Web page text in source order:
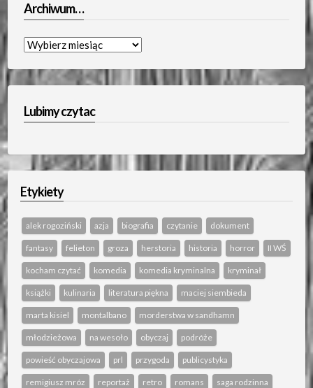
Archiwum…
Archiwum…
Lubimy czytac
Etykiety
alek rogoziński azja biografia czytanie dokument
fantasy felieton groza herstoria historia horror II WŚ
kocham czytać komedia komedia kryminalna kryminał
książki kulinaria literatura piękna maciej siembieda
marta kisiel montalbano morderstwa w sandhamn
młodzieżowa na wesoło obyczaj podróże
powieść obyczajowa prl przygoda publicystyka
remigiusz mróz reportaż retro romans saga rodzinna